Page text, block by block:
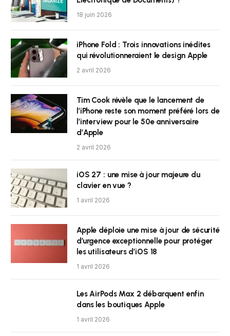
18 juin 2026
iPhone Fold : Trois innovations inédites
qui révolutionneraient le design Apple
2 avril 2026
Tim Cook révèle que le lancement de
l’iPhone reste son moment préféré lors de
l’interview pour le 50e anniversaire
d’Apple
2 avril 2026
iOS 27 : une mise à jour majeure du
clavier en vue ?
1 avril 2026
Apple déploie une mise à jour de sécurité
d’urgence exceptionnelle pour protéger
les utilisateurs d’iOS 18
1 avril 2026
Les AirPods Max 2 débarquent enfin
dans les boutiques Apple
1 avril 2026